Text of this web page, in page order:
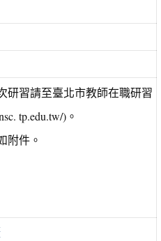
研習請至臺北市教師在職研習
tp.edu.tw/)。
附件。